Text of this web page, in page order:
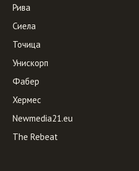
Рива
Сиела
Точица
Унискорп
Фабер
Хермес
Newmedia21.eu
The Rebeat